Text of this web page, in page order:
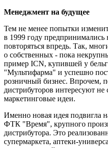
Менеджмент на будущее
Тем не менее попытки
в 1999 году предпринимались
повторяться впредь. Так,
о собственных - пока
пример ICN, купившей у
"Мультифарма" и успешно
розничный бизнес. Впрочем,
дистрибуторов интересуют
маркетинговые идеи.
Именно новая идея подвигла
ФТК "Время", крупного
дистрибутора. Это
супермаркета, аптеки-